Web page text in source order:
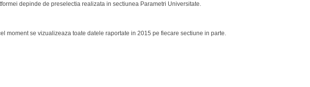
depinde de preselectia realizata in sectiunea Parametri Universitate.
moment se vizualizeaza toate datele raportate in 2015 pe fiecare sectiune in parte.